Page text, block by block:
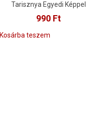
Tarisznya Egyedi Képpel
990 Ft
Kosárba teszem